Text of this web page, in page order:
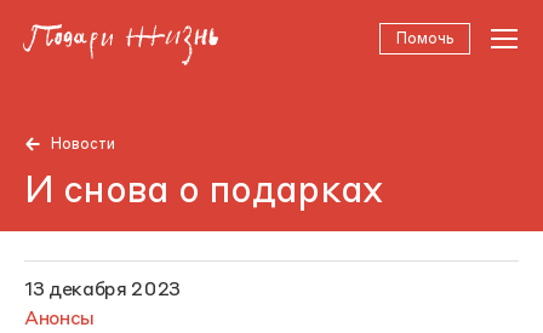
Помочь
Новости
И снова о подарках
13 декабря 2023
Анонсы